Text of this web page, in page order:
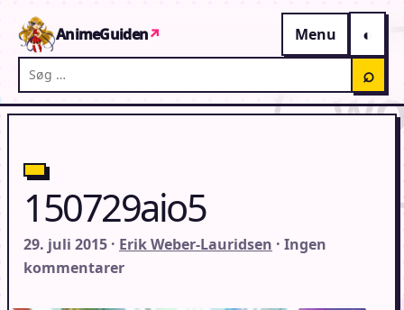
AnimeGuiden↗
Menu
Søg på AnimeGuiden
⌕
150729aio5
29. juli 2015 · Erik Weber-Lauridsen · Ingen
kommentarer